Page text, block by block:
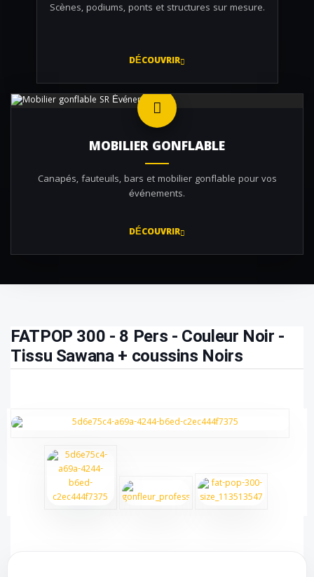
Scènes, podiums, ponts et structures sur mesure.
DÉCOUVRIR
MOBILIER GONFLABLE
Canapés, fauteuils, bars et mobilier gonflable pour vos
événements.
DÉCOUVRIR
FATPOP 300 - 8 Pers - Couleur Noir -
Tissu Sawana + coussins Noirs